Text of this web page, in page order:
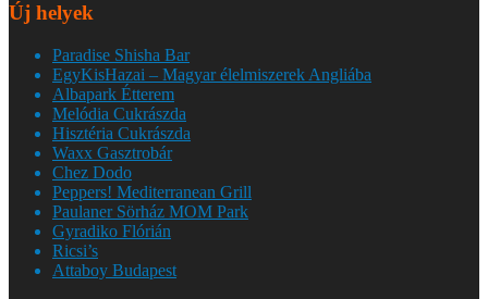
Új helyek
Paradise Shisha Bar
EgyKisHazai – Magyar élelmiszerek Angliába
Albapark Étterem
Melódia Cukrászda
Hisztéria Cukrászda
Waxx Gasztrobár
Chez Dodo
Peppers! Mediterranean Grill
Paulaner Sörház MOM Park
Gyradiko Flórián
Ricsi’s
Attaboy Budapest